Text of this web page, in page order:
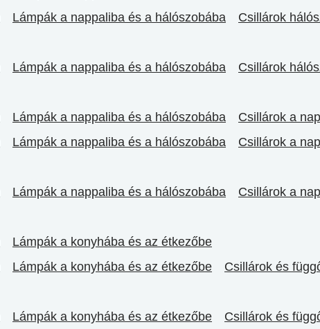
Lámpák a nappaliba és a hálószobába Csillárok
Lámpák a nappaliba és a hálószobába Csillárok
Lámpák a nappaliba és a hálószobába Csillárok a
Lámpák a nappaliba és a hálószobába Csillárok a
Lámpák a nappaliba és a hálószobába Csillárok a
Lámpák a konyhába és az étkezőbe
Lámpák a konyhába és az étkezőbe Csillárok és
Lámpák a konyhába és az étkezőbe Csillárok és